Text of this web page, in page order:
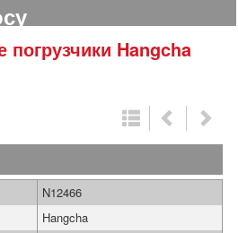
погрузчики Hangcha
N12466
Hangcha